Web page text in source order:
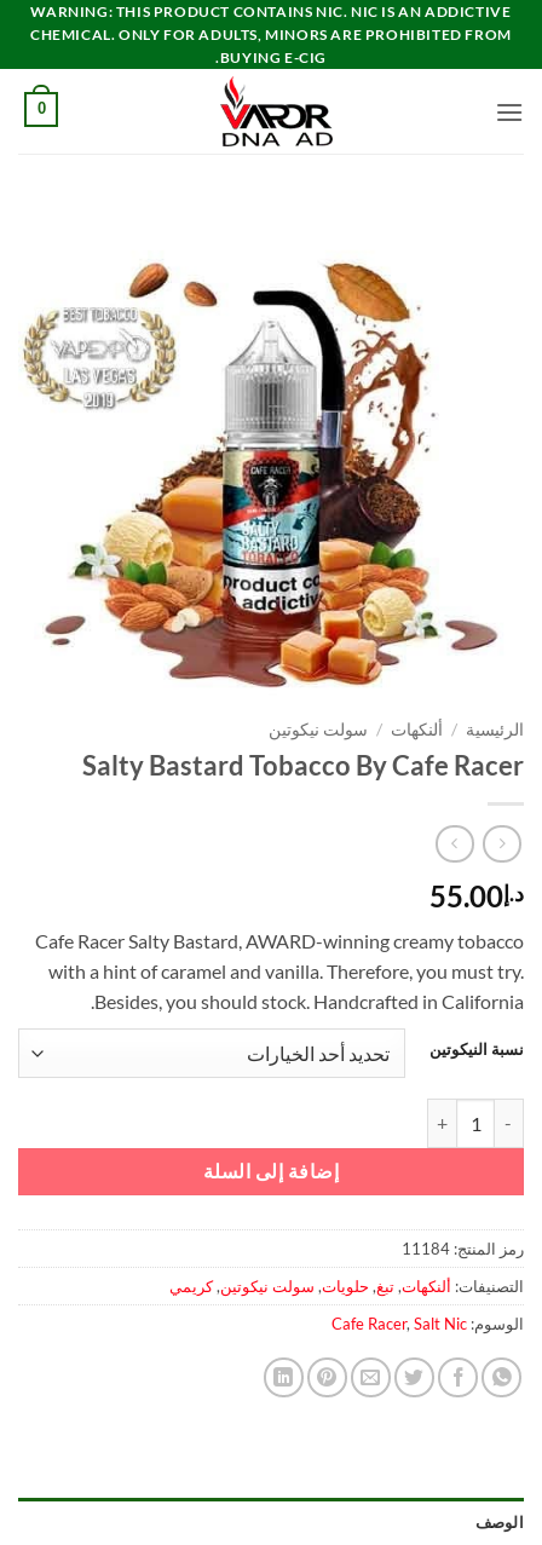
تخطي
للمحتوى
WARNING: THIS PRODUCT CONTAINS NIC. NIC IS AN ADDICTIVE
CHEMICAL. ONLY FOR ADULTS, MINORS ARE PROHIBITED FROM
BUYING E-CIG.
0
الرئيسية / ألنكهات / سولت نيكوتين
Salty Bastard Tobacco By Cafe Racer
د.إ55.00
Cafe Racer Salty Bastard, AWARD-winning creamy tobacco
with a hint of caramel and vanilla. Therefore, you must try.
Besides, you should stock. Handcrafted in California.
نسبة النيكوتين
إضافة إلى السلة
رمز المنتج: 11184
التصنيفات: ألنكهات,تبغ, حلويات, سولت نيكوتين,كريمي
الوسوم:
Cafe Racer,Salt Nic
الوصف